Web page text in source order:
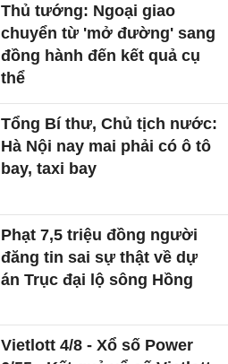
Thủ tướng: Ngoại giao
chuyển từ 'mở đường' sang
đồng hành đến kết quả cụ
thể
Tổng Bí thư, Chủ tịch nước:
Hà Nội nay mai phải có ô tô
bay, taxi bay
Phạt 7,5 triệu đồng người
đăng tin sai sự thật về dự
án Trục đại lộ sông Hồng
Vietlott 4/8 - Xổ số Power